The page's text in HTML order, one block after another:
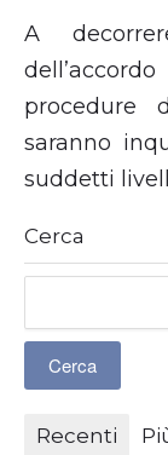
A
procedure
saranno
suddetti
Cerca
Recenti